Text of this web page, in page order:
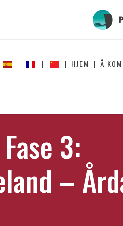
HJEM Å
Fase 3:
–